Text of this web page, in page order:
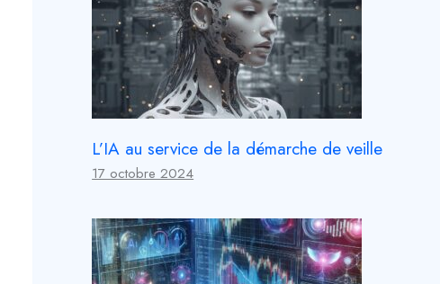
L’IA au service de la démarche de veille
17 octobre 2024